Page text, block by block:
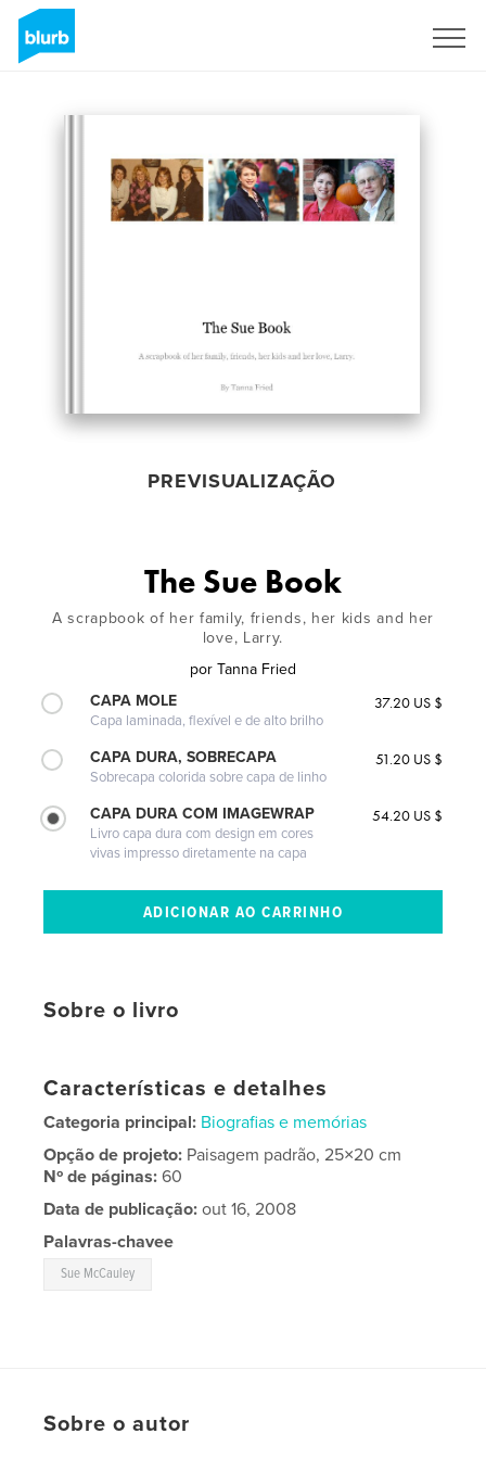
PREVISUALIZAÇÃO
The Sue Book
A scrapbook of her family, friends, her kids and her
love, Larry.
por Tanna Fried
CAPA MOLE
Capa laminada, flexível e de alto brilho
37.20 US $
CAPA DURA, SOBRECAPA
Sobrecapa colorida sobre capa de linho
51.20 US $
CAPA DURA COM IMAGEWRAP
Livro capa dura com design em cores
vivas impresso diretamente na capa
54.20 US $
Sobre o livro
Características e detalhes
Categoria principal: Biografias e memórias
Opção de projeto: Paisagem padrão, 25×20 cm
Nº de páginas:60
Data de publicação: out 16, 2008
Palavras-chavee
Sue McCauley
Sobre o autor